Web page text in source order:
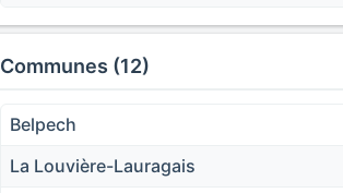
Communes (12)
Belpech
La Louvière-Lauragais